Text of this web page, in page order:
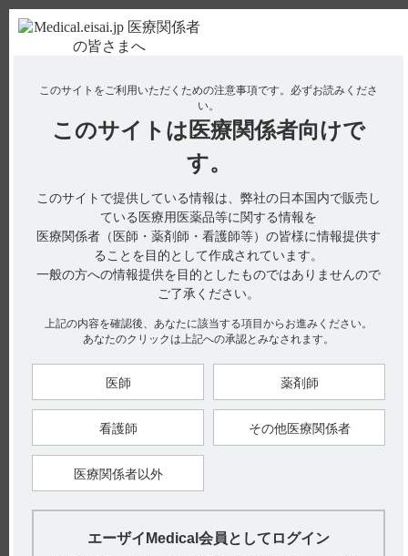
使用期限検索 Drug Information
No : 19949
【ベサコリン】 甲状腺機能亢進症の患者が禁忌
である理由について教えてください。
【ベサコリン】
甲状腺機能亢進症の患者が禁忌である理由について教えてくだ
電子添文には以下の記載があります。
［心房細動の危険性を増加させるおそれがある。］
心房細動発症のリスクの一つに甲状腺機能亢進症が知られてい
るためです。（引用2）
ベタネコールはアセチルコリンの誘導体であり、コリンエステ
ラーゼに安定な副交感神経亢進剤です。（引用3、4）
心房細動（atrial fibrillation：AF）は心房が高頻度に興奮する病
態で、主に心房内のランダムリエントリーによる不規則な興奮
が特徴です。（引用5）
序の一つとして以下の記載があります。（引用6）
性化して活動電位持続時間の短縮、不応期の短縮をきたし、リ
エントリー回路の形成を促進する。
このサイトをご利用いただくための注意事項です。 必ずお読みくださ
い。
このサイトは 医療関係者向けで
す。
このサイトで提供している情報は、弊社の日本国内で販売し
ている医療用医薬品等に関する情報を
医療関係者（医師・薬剤師・看護師等）の皆様に情報提供す
ることを目的として作成されています。
一般の方への情報提供を目的としたものではありませんので
ご了承ください。
上記の内容を確認後、あなたに該当する項目からお進みください。
あなたのクリックは上記への承認とみなされます。
医師 薬剤師
看護師 その他医療関係者
医療関係者以外
エーザイMedical会員としてログイン